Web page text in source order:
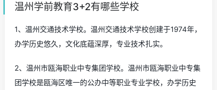
温州学前教育3+2有哪些学校
1、温州交通技术学校。温州交通技术学校创建于1974年，
办学历史悠久，文化底蕴深厚，专业技术扎实。
2、温州市瓯海职业中专集团学校。温州市瓯海职业中专集
团学校是瓯海区唯一的公办中等职业专业学校，办学历史